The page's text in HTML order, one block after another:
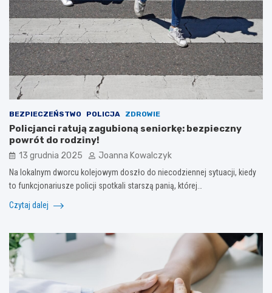
BEZPIECZEŃSTWO POLICJA ZDROWIE
Policjanci ratują zagubioną seniorkę: bezpieczny
powrót do rodziny!
13 grudnia 2025 Joanna Kowalczyk
Na lokalnym dworcu kolejowym doszło do niecodziennej sytuacji, kiedy
to funkcjonariusze policji spotkali starszą panią, której…
Czytaj dalej